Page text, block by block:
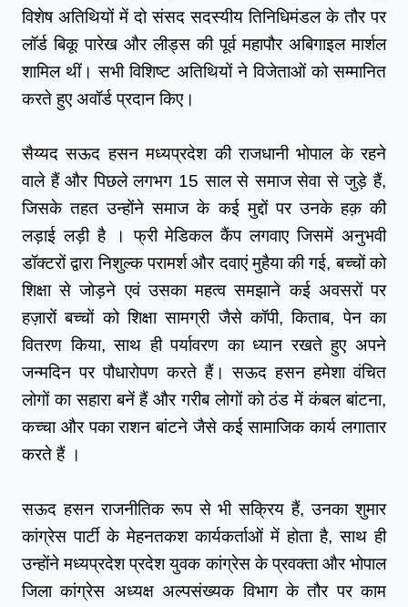
विशेष अतिथियों में दो संसद सदस्यीय तिनिधिमंडल के तौर पर
लॉर्ड बिकू पारेख और लीड्स की पूर्व महापौर अबिगाइल मार्शल
शामिल थीं। सभी विशिष्ट अतिथियों ने विजेताओं को सम्मानित
करते हुए अवॉर्ड प्रदान किए।
सैय्यद सऊद हसन मध्यप्रदेश की राजधानी भोपाल के रहने
वाले हैं और पिछले लगभग 15 साल से समाज सेवा से जुड़े हैं,
जिसके तहत उन्होंने समाज के कई मुद्दों पर उनके हक़ की
लड़ाई लड़ी है । फ्री मेडिकल कैंप लगवाए जिसमें अनुभवी
डॉक्टरों द्वारा निशुल्क परामर्श और दवाएं मुहैया की गई, बच्चों को
शिक्षा से जोड़ने एवं उसका महत्व समझाने कई अवसरों पर
हज़ारों बच्चों को शिक्षा सामग्री जैसे कॉपी, किताब, पेन का
वितरण किया, साथ ही पर्यावरण का ध्यान रखते हुए अपने
जन्मदिन पर पौधारोपण करते हैं। सऊद हसन हमेशा वंचित
लोगों का सहारा बनें हैं और गरीब लोगों को ठंड में कंबल बांटना,
कच्चा और पका राशन बांटने जैसे कई सामाजिक कार्य लगातार
करते हैं ।
सऊद हसन राजनीतिक रूप से भी सक्रिय हैं, उनका शुमार
कांग्रेस पार्टी के मेहनतकश कार्यकर्ताओं में होता है,‌ साथ ही
उन्होंने मध्यप्रदेश प्रदेश युवक कांग्रेस के प्रवक्ता और भोपाल
जिला कांग्रेस अध्यक्ष अल्पसंख्यक विभाग के तौर पर काम